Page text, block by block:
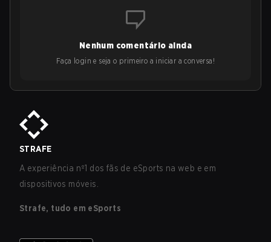
Nenhum comentário ainda
Faça login e seja o primeiro a iniciar a conversa!
STRAFE
A experiência nº1 dos fãs de eSports na web e em
dispositivos móveis.
Strafe, tudo em eSports